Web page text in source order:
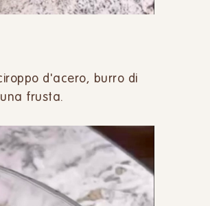
d'acero, burro di
frusta.